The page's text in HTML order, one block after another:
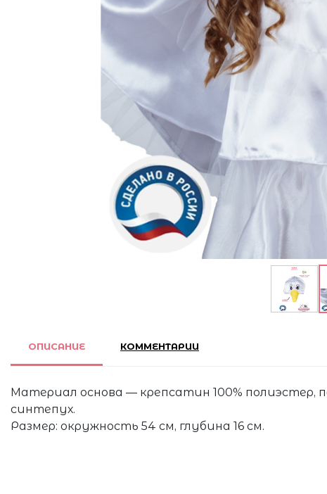
ОПИСАНИЕ КОММЕНТАРИИ
Материал основа — крепсатин 100% полиэстер,
синтепух.
Размер: окружность 54 см, глубина 16 см.